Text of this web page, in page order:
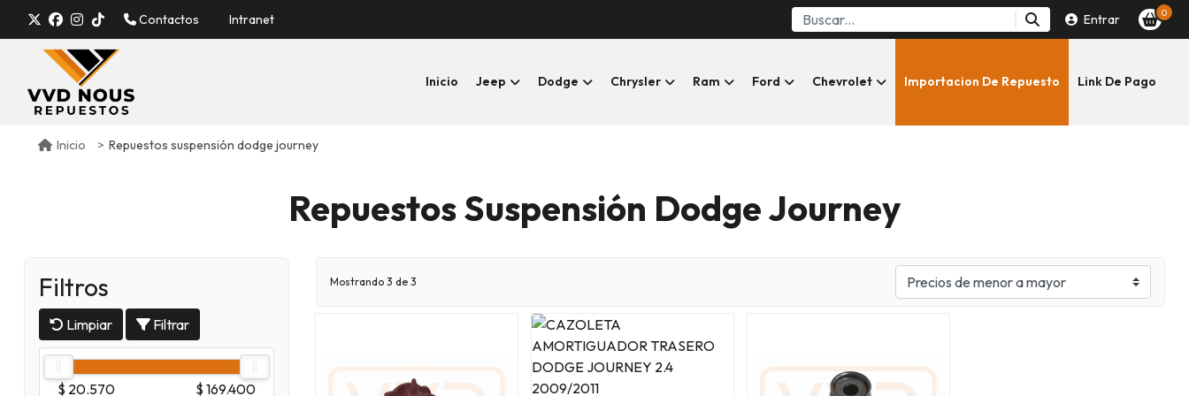
Contactos Intranet Entrar 0
Inicio Jeep Dodge Chrysler Ram Ford Chevrolet Importacion De Repuesto Link De Pago
Inicio Repuestos suspensión dodge journey
Repuestos Suspensión Dodge Journey
Filtros
Limpiar Filtrar
$ 20.570 $ 169.400
Mostrando 3 de 3